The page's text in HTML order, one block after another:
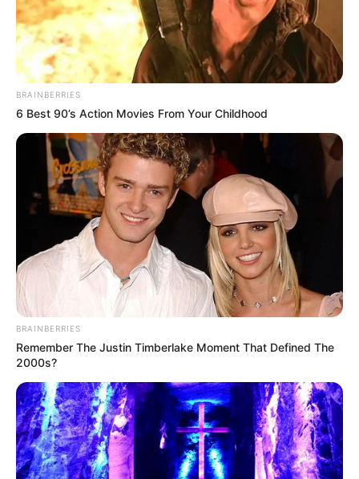
BRAINBERRIES
6 Best 90’s Action Movies From Your Childhood
BRAINBERRIES
Remember The Justin Timberlake Moment That Defined The
2000s?